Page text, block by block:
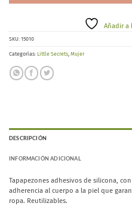
Añadir a
SKU: 15010
Categorías: Little Secrets Mujer
DESCRIPCIÓN
INFORMACIÓN ADICIONAL
Tapapezones adhesivos de silicona,
adherencia al cuerpo a la piel que
ropa. Reutilizables.